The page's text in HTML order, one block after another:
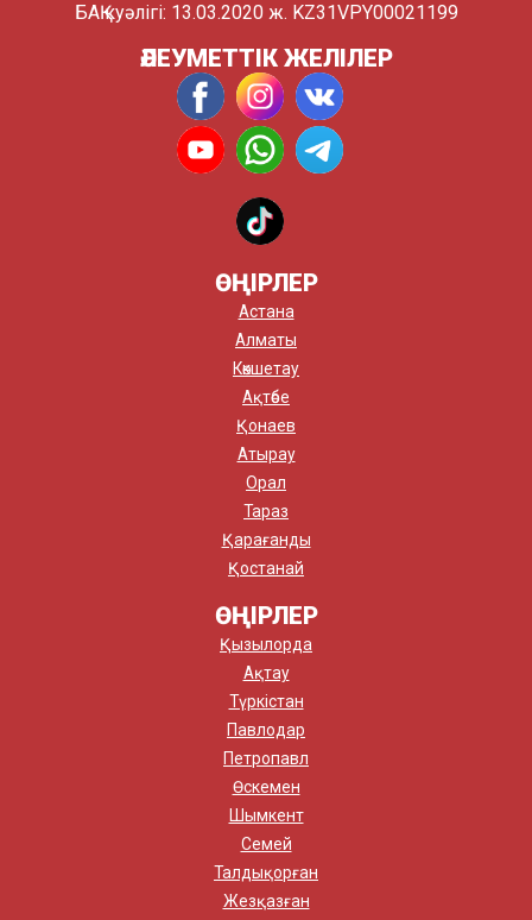
БАҚ куәлігі: 13.03.2020 ж. KZ31VPY00021199
ӘЛЕУМЕТТІК ЖЕЛІЛЕР
ӨҢІРЛЕР
Астана
Алматы
Көкшетау
Ақтөбе
Қонаев
Атырау
Орал
Тараз
Қарағанды
Қостанай
ӨҢІРЛЕР
Қызылорда
Ақтау
Түркістан
Павлодар
Петропавл
Өскемен
Шымкент
Семей
Талдықорған
Жезқазған